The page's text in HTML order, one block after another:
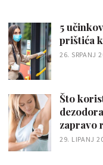
5
prištića
26. SRPANJ
Što
zapravo
29. LIPANJ